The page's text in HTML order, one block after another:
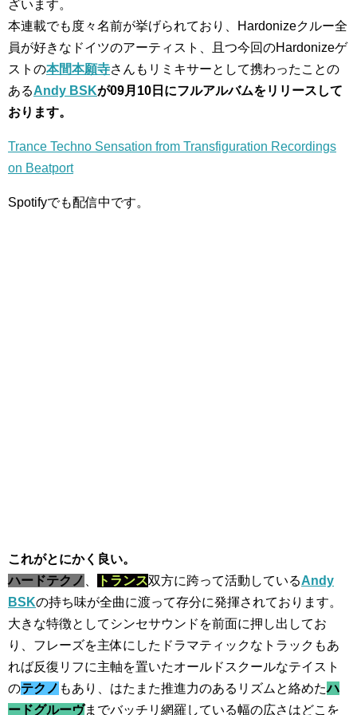
ざいます。
本連載でも度々名前が挙げられており、Hardonizeクルー全
員が好きなドイツのアーティスト、且つ今回のHardonizeゲ
ストの本間本願寺さんもリミキサーとして携わったことの
あるAndy BSKが09月10日にフルアルバムをリリースして
おります。
Trance Techno Sensation from Transfiguration Recordings
on Beatport
Spotifyでも配信中です。
これがとにかく良い。
ハードテクノ
トランス双方に跨って活動しているAndy
BSKの持ち味が全曲に渡って存分に発揮されております。
大きな特徴としてシンセサウンドを前面に押し出してお
り、フレーズを主体にしたドラマティックなトラックもあ
れば反復リフに主軸を置いたオールドスクールなテイスト
のテクノ もあり、はたまた推進力のあるリズムと絡めたハ
ードグルーヴまでバッチリ網羅している幅の広さはどこを